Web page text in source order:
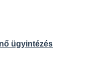
ügyintézés